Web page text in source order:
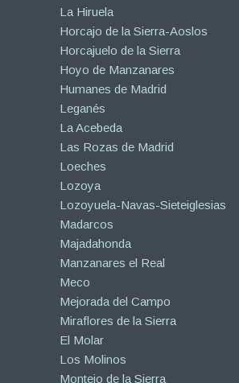
La Hiruela
Horcajo de la Sierra-Aoslos
Horcajuelo de la Sierra
Hoyo de Manzanares
Humanes de Madrid
Leganés
La Acebeda
Las Rozas de Madrid
Loeches
Lozoya
Lozoyuela-Navas-Sieteiglesias
Madarcos
Majadahonda
Manzanares el Real
Meco
Mejorada del Campo
Miraflores de la Sierra
El Molar
Los Molinos
Montejo de la Sierra